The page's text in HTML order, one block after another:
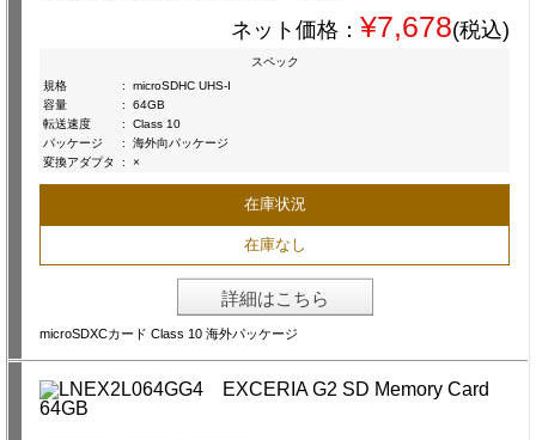
ネット価格： ¥7,678(税込)
スペック
規格
:
microSDHC UHS-I
容量
:
64GB
転送速度
:
Class 10
パッケージ
:
海外向パッケージ
変換アダプタ
: ×
在庫状況
在庫なし
詳細はこちら
microSDXCカード Class 10 海外パッケージ